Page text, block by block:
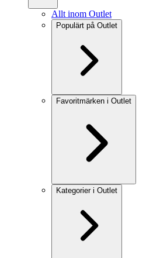
Allt inom Outlet
Populärt på Outlet
Favoritmärken i Outlet
Kategorier i Outlet